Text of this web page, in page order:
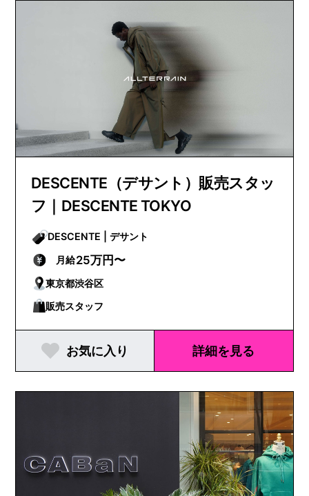
DESCENTE（デサント）販売スタッ
フ｜DESCENTE TOKYO
DESCENTE | デサント
月給25万円〜
東京都渋谷区
販売スタッフ
お気に入り 詳細を見る